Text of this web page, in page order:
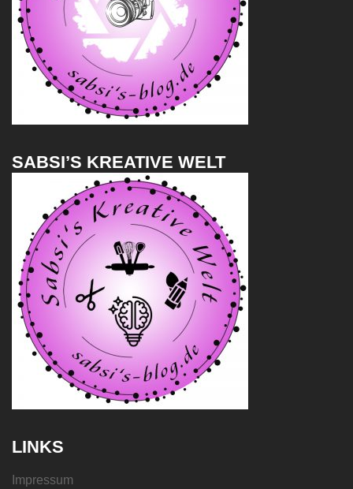
SABSI’S KREATIVE WELT
LINKS
Impressum